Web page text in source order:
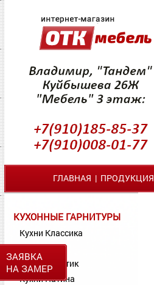
ЗАЯВКА
НА ЗАМЕР
ГЛАВНАЯ | ПРОДУКЦИЯ
КУХОННЫЕ ГАРНИТУРЫ
Кухни Классика
Кухни МДФ
Кухни Пластик
Кухни Патина